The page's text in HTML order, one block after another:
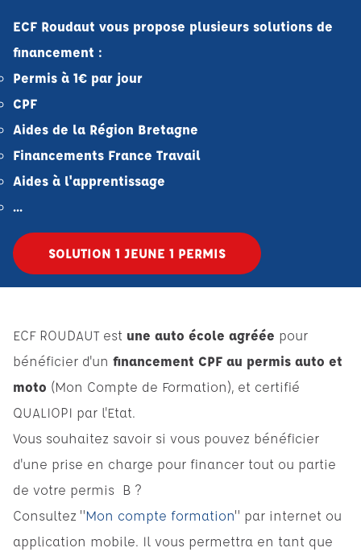
ECF Roudaut vous propose plusieurs solutions de
financement :
Permis à 1€ par jour
CPF
Aides de la Région Bretagne
Financements France Travail
Aides à l'apprentissage
...
SOLUTION 1 JEUNE 1 PERMIS
ECF ROUDAUT est une auto école agréée pour
bénéficier d'un financement CPF au permis auto et
moto (Mon Compte de Formation), et certifié
QUALIOPI par l'Etat.
Vous souhaitez savoir si vous pouvez bénéficier
d'une prise en charge pour financer tout ou partie
de votre permis B ?
Consultez "Mon compte formation" par internet ou
application mobile. Il vous permettra en tant que